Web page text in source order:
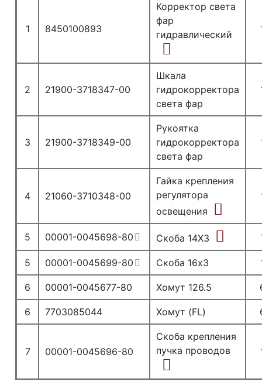
1 8450100893
Корректор света
фар
гидравлический
2 21900-3718347-00
Шкала
гидрокорректора
света фар
3 21900-3718349-00
Рукоятка
гидрокорректора
света фар
4 21060-3710348-00
Гайка крепления
регулятора
освещения
5 00001-0045698-80 Скоба 14Х3
5 00001-0045699-80 Скоба 16х3
6 00001-0045677-80 Хомут 126.5
6 7703085044 Хомут (FL)
7 00001-0045696-80
Скоба крепления
пучка проводов